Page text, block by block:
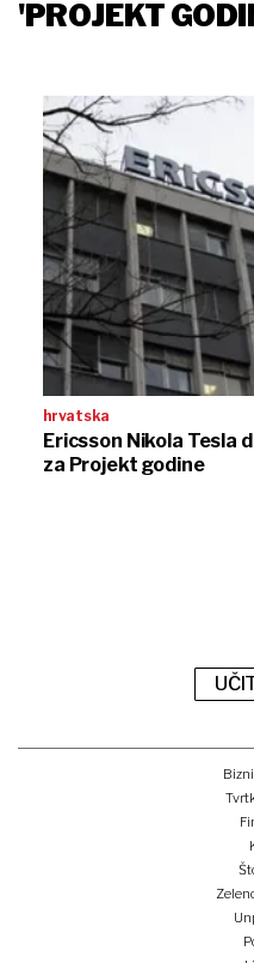
'PROJEKT
hrvatska
Ericsson Nikola Tesla
za Projekt godine